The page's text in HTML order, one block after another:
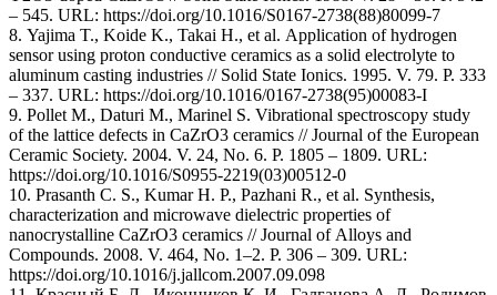
– 545. URL: https://doi.org/10.1016/S0167-2738(88)80099-7
8. Yajima T., Koide K., Takai H., et al. Application of hydrogen
sensor using proton conductive ceramics as a solid electrolyte to
aluminum casting industries // Solid State Ionics. 1995. V. 79. P. 333
– 337. URL: https://doi.org/10.1016/0167-2738(95)00083-I
9. Pollet M., Daturi M., Marinel S. Vibrational spectroscopy study
of the lattice defects in CaZrO3 ceramics // Journal of the European
Ceramic Society. 2004. V. 24, No. 6. P. 1805 – 1809. URL:
https://doi.org/10.1016/S0955-2219(03)00512-0
10. Prasanth C. S., Kumar H. P., Pazhani R., et al. Synthesis,
characterization and microwave dielectric properties of
nanocrystalline CaZrO3 ceramics // Journal of Alloys and
Compounds. 2008. V. 464, No. 1–2. P. 306 – 309. URL:
https://doi.org/10.1016/j.jallcom.2007.09.098